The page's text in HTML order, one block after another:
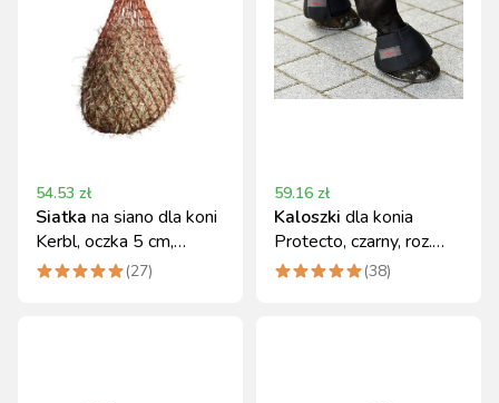
54.53 zł
Siatka na siano dla koni
Kerbl, oczka 5 cm,
czerwona
(27)
59.16 zł
Kaloszki dla konia
Protecto, czarny, roz.
Full, Covalliero
(38)